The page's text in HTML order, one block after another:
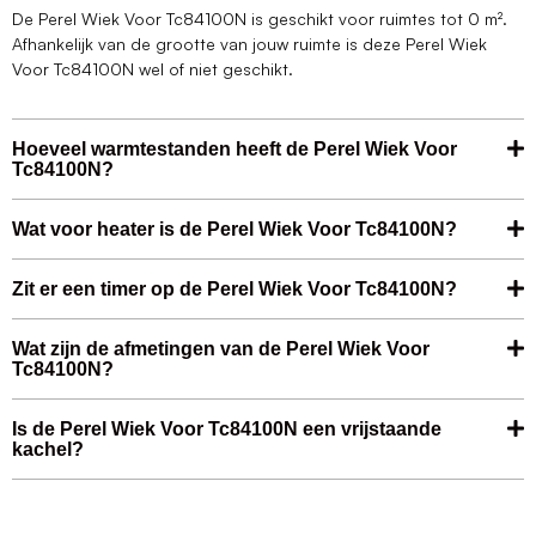
De Perel Wiek Voor Tc84100N is geschikt voor ruimtes tot 0 m².
Afhankelijk van de grootte van jouw ruimte is deze Perel Wiek
Voor Tc84100N wel of niet geschikt.
Hoeveel warmtestanden heeft de Perel Wiek Voor
Tc84100N?
Wat voor heater is de Perel Wiek Voor Tc84100N?
Zit er een timer op de Perel Wiek Voor Tc84100N?
Wat zijn de afmetingen van de Perel Wiek Voor
Tc84100N?
Is de Perel Wiek Voor Tc84100N een vrijstaande
kachel?